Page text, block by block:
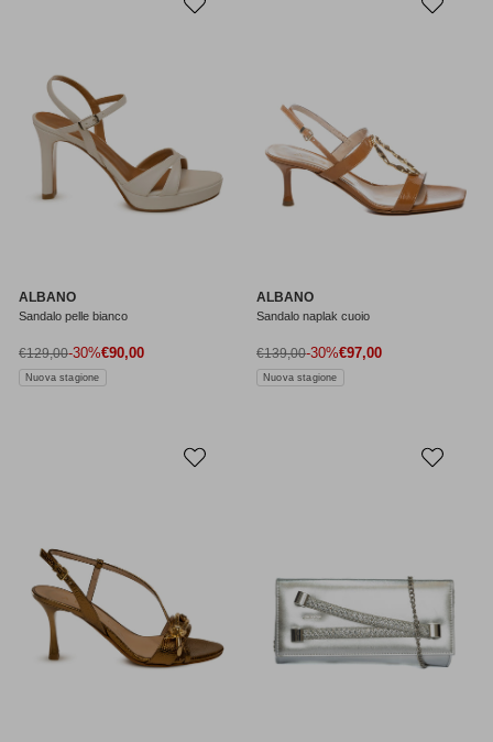
ALBANO
Sandalo pelle bianco
Prezzo di vendita
€90,00
Prezzo normale
€129,00-30%
Nuova stagione
ALBANO
Sandalo naplak cuoio
Prezzo di vendita
€97,00
Prezzo normale
€139,00-30%
Nuova stagione